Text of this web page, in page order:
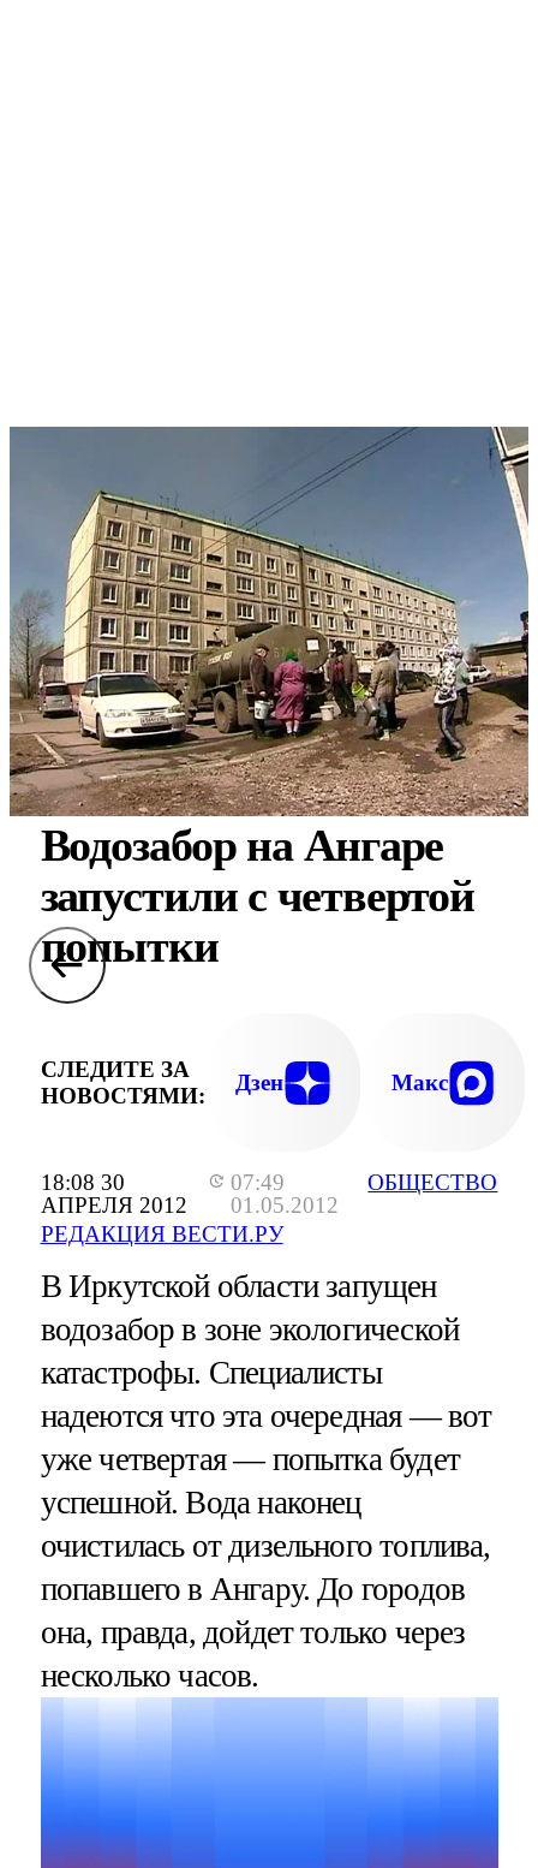
18:08 30
АПРЕЛЯ 2012
07:49
01.05.2012
РЕДАКЦИЯ ВЕСТИ.РУ
ОБЩЕСТВО
Водозабор на Ангаре
запустили с четвертой
попытки
СЛЕДИТЕ ЗА
НОВОСТЯМИ:
Дзен Макс
В Иркутской области запущен
водозабор в зоне экологической
катастрофы. Специалисты
надеются что эта очередная — вот
уже четвертая — попытка будет
успешной. Вода наконец
очистилась от дизельного топлива,
попавшего в Ангару. До городов
она, правда, дойдет только через
несколько часов.